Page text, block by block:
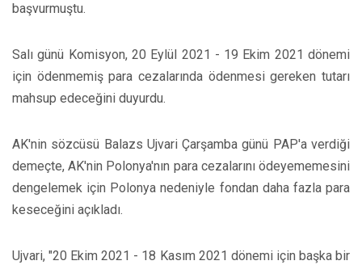
başvurmuştu.
Salı günü Komisyon, 20 Eylül 2021 - 19 Ekim 2021 dönemi
için ödenmemiş para cezalarında ödenmesi gereken tutarı
mahsup edeceğini duyurdu.
AK'nin sözcüsü Balazs Ujvari Çarşamba günü PAP'a verdiği
demeçte, AK'nin Polonya'nın para cezalarını ödeyememesini
dengelemek için Polonya nedeniyle fondan daha fazla para
keseceğini açıkladı.
Ujvari, "20 Ekim 2021 - 18 Kasım 2021 dönemi için başka bir